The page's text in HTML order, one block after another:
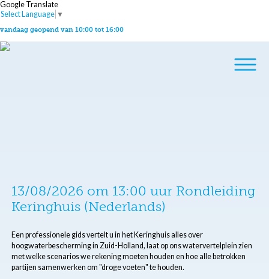
Google Translate
Select Language ▼
vandaag geopend van 10:00 tot 16:00
13/08/2026 om 13:00 uur Rondleiding
Keringhuis (Nederlands)
Een professionele gids vertelt u in het Keringhuis alles over
hoogwaterbescherming in Zuid-Holland, laat op ons watervertelplein zien
met welke scenarios we rekening moeten houden en hoe alle betrokken
partijen samenwerken om "droge voeten" te houden.